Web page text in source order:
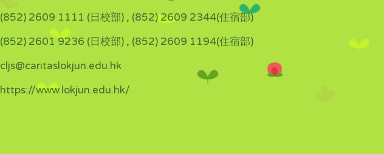
(852) 2609 1111 (日校部) , (852) 2609 2344(住宿部)
(852) 2601 9236 (日校部) , (852) 2609 1194(住宿部)
cljs@caritaslokjun.edu.hk
https://www.lokjun.edu.hk/